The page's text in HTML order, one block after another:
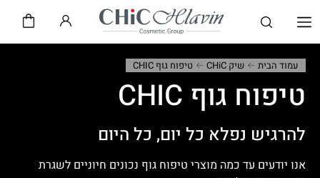
עמוד הבית שיק CHiC טיפוח גוף CHIC
טיפוח גוף CHIC
להרגיש נפלא כל יום, כל היום
אנו יודעים עד כמה מוצרי טיפוח גוף נכונים חיוניים לשגרת